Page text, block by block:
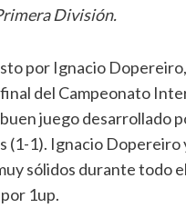
División.
por Ignacio
del Campeonato
juego desarrollado
1). Ignacio Dopereiro
sólidos durante todo
1up.